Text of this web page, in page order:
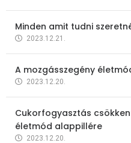
Minden amit tudni
2023.12.21.
A mozgásszegény
2023.12.20.
Cukorfogyasztás
életmód alappillére
2023.12.20.